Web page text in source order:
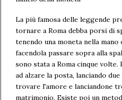
La più famosa delle leggende
tornare a Roma debba porsi di
tenendo una moneta nella mano
facendola passare sopra alla
sono stata a Roma cinque
ad alzare la posta, lanciando
trovare l'amore e lanciandone
matrimonio. Esiste poi un